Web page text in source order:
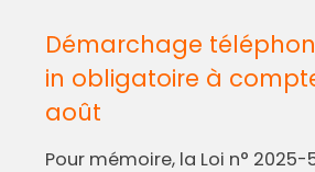
Démarchage
in obligatoire à
août
Pour mémoire, la Loi n° 2025-